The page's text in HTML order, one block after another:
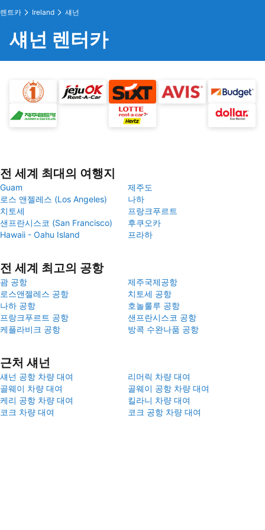
렌트카 Ireland 섀넌
섀넌 렌터카
전 세계 최대의 여행지
Guam
제주도
로스 앤젤레스 (Los Angeles)
나하
치토세
프랑크푸르트
샌프란시스코 (San Francisco)
후쿠오카
Hawaii - Oahu Island
프라하
전 세계 최고의 공항
괌 공항
제주국제공항
로스앤젤레스 공항
치토세 공항
나하 공항
호놀룰루 공항
프랑크푸르트 공항
샌프란시스코 공항
케플라비크 공항
방콕 수완나품 공항
근처 섀넌
섀넌 공항 차량 대여
리머릭 차량 대여
골웨이 차량 대여
골웨이 공항 차량 대여
케리 공항 차량 대여
킬라니 차량 대여
코크 차량 대여
코크 공항 차량 대여